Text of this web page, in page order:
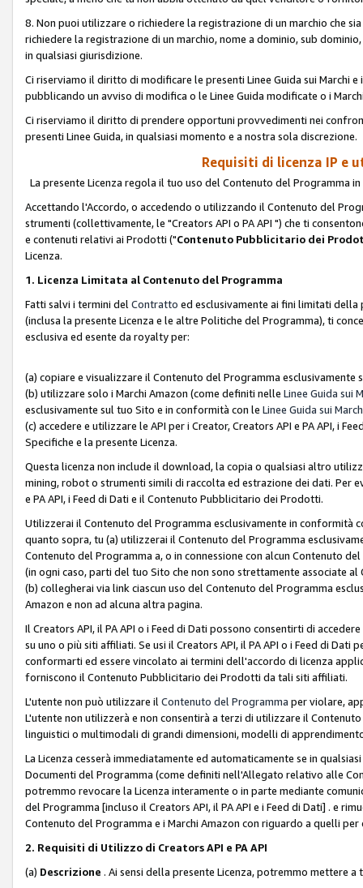
8. Non puoi utilizzare o richiedere la registrazione di un marchio che
richiedere la registrazione di un marchio, nome a dominio, sub
in qualsiasi giurisdizione.
Ci riserviamo il diritto di modificare le presenti Linee Guida sui Marchi
pubblicando un avviso di modifica o le Linee Guida modificate o i
Ci riserviamo il diritto di prendere opportuni provvedimenti nei
presenti Linee Guida, in qualsiasi momento e a nostra sola discrezione.
Requisiti di licenza IP e
La presente Licenza regola il tuo uso del Contenuto del Programma
Accettando l'Accordo, o accedendo o utilizzando il Contenuto del
strumenti (collettivamente, le "Creators API o PA API ") che ti
e contenuti relativi ai Prodotti ("Contenuto Pubblicitario dei
Licenza.
1. Licenza Limitata al Contenuto del Programma
Fatti salvi i termini del Contratto ed esclusivamente ai fini limitati
(inclusa la presente Licenza e le altre Politiche del Programma), ti
esclusiva ed esente da royalty per:
(a) copiare e visualizzare il Contenuto del Programma esclusivamente
(b) utilizzare solo i Marchi Amazon (come definiti nelle Linee Guida sui
esclusivamente sul tuo Sito e in conformità con le Linee Guida sui March
(c) accedere e utilizzare le API per i Creator, Creators API e PA API, i
Specifiche e la presente Licenza.
Questa licenza non include il download, la copia o qualsiasi altro
mining, robot o strumenti simili di raccolta ed estrazione dei dati. Per
e PA API, i Feed di Dati e il Contenuto Pubblicitario dei Prodotti.
Utilizzerai il Contenuto del Programma esclusivamente in conformità
quanto sopra, tu (a) utilizzerai il Contenuto del Programma
Contenuto del Programma a, o in connessione con alcun Contenuto
(in ogni caso, parti del tuo Sito che non sono strettamente associate
(b) collegherai via link ciascun uso del Contenuto del Programma
Amazon e non ad alcuna altra pagina.
Il Creators API, il PA API o i Feed di Dati possono consentirti di
su uno o più siti affiliati. Se usi il Creators API, il PA API o i Feed di
conformarti ed essere vincolato ai termini dell'accordo di licenza
forniscono il Contenuto Pubblicitario dei Prodotti da tali siti affiliati.
L'utente non può utilizzare il Contenuto del Programma per violare,
L'utente non utilizzerà e non consentirà a terzi di utilizzare il
linguistici o multimodali di grandi dimensioni, modelli di
La Licenza cesserà immediatamente ed automaticamente se in
Documenti del Programma (come definiti nell'Allegato relativo alle
potremmo revocare la Licenza interamente o in parte mediante
del Programma [incluso il Creators API, il PA API e i Feed di Dati] . e
Contenuto del Programma e i Marchi Amazon con riguardo a quelli
2. Requisiti di Utilizzo di Creators API e PA API
(a) Descrizione . Ai sensi della presente Licenza, potremmo mettere